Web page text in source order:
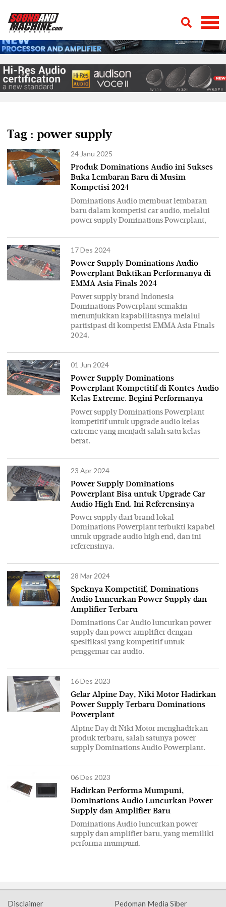
Tag : power supply
24 Janu 2025
Produk Dominations Audio ini Sukses
Buka Lembaran Baru di Musim
Kompetisi 2024
Dominations Audio membuat lembaran
baru dalam kompetisi car audio, melalui
power supply Dominations Powerplant,
17 Des 2024
Power Supply Dominations Audio
Powerplant Buktikan Performanya di
EMMA Asia Finals 2024
Power supply brand Indonesia
Dominations Powerplant semakin
menunjukkan kapabilitasnya melalui
partisipasi di kompetisi EMMA Asia Finals
2024.
01 Jun 2024
Power Supply Dominations
Powerplant Kompetitif di Kontes Audio
Kelas Extreme. Begini Performanya
Power supply Dominations Powerplant
kompetitif untuk upgrade audio kelas
extreme yang menjadi salah satu kelas
berat.
23 Apr 2024
Power Supply Dominations
Powerplant Bisa untuk Upgrade Car
Audio High End. Ini Referensinya
Power supply dari brand lokal
Dominations Powerplant terbukti kapabel
untuk upgrade audio high end, dan ini
referensinya.
28 Mar 2024
Speknya Kompetitif, Dominations
Audio Luncurkan Power Supply dan
Amplifier Terbaru
Dominations Car Audio luncurkan power
supply dan power amplifier dengan
spesifikasi yang kompetitif untuk
penggemar car audio.
16 Des 2023
Gelar Alpine Day, Niki Motor Hadirkan
Power Supply Terbaru Dominations
Powerplant
Alpine Day di Niki Motor menghadirkan
produk terbaru, salah satunya power
supply Dominations Audio Powerplant.
06 Des 2023
Hadirkan Performa Mumpuni,
Dominations Audio Luncurkan Power
Supply dan Amplifier Baru
Dominations Audio luncurkan power
supply dan amplifier baru, yang memiliki
performa mumpuni.
Disclaimer Pedoman Media Siber